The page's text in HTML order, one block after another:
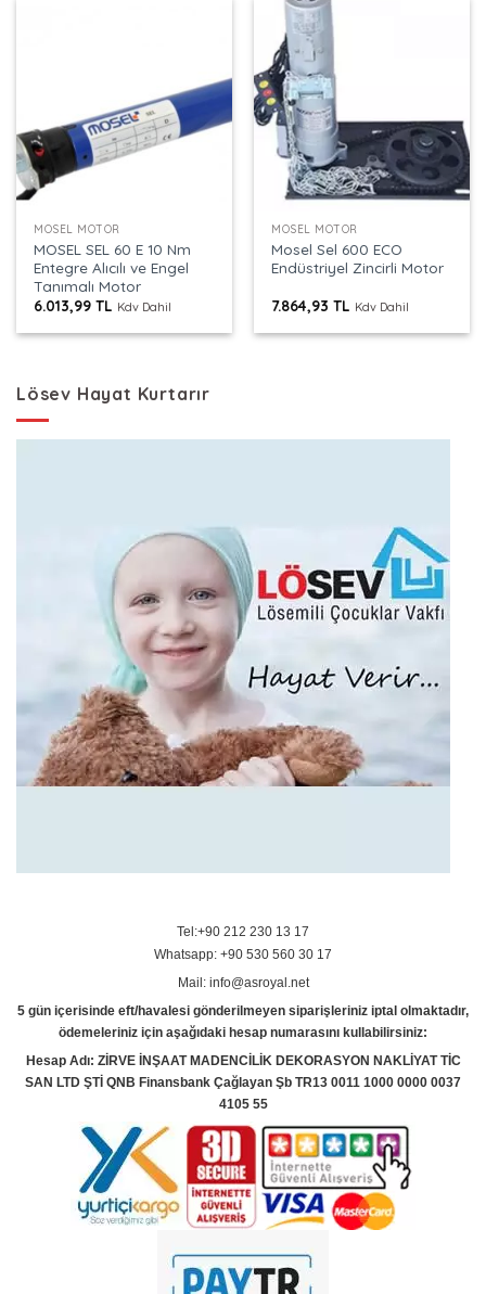
MOSEL MOTOR
MOSEL SEL 60 E 10 Nm
Entegre Alıcılı ve Engel
Tanımalı Motor
6.013,99TL Kdv Dahil
MOSEL MOTOR
Mosel Sel 600 ECO
Endüstriyel Zincirli Motor
7.864,93TL Kdv Dahil
Lösev Hayat Kurtarır
Tel:+90 212 230 13 17
Whatsapp: +90 530 560 30 17
Mail: info@asroyal.net
5 gün içerisinde eft/havalesi gönderilmeyen siparişleriniz iptal olmaktadır,
ödemeleriniz için aşağıdaki hesap numarasını kullabilirsiniz:
Hesap Adı: ZİRVE İNŞAAT MADENCİLİK DEKORASYON NAKLİYAT TİC
SAN LTD ŞTİ QNB Finansbank Çağlayan Şb TR13 0011 1000 0000 0037
4105 55